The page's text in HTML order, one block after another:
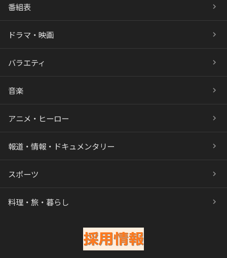
番組表
ドラマ・映画
バラエティ
音楽
アニメ・ヒーロー
報道・情報・ドキュメンタリー
スポーツ
料理・旅・暮らし